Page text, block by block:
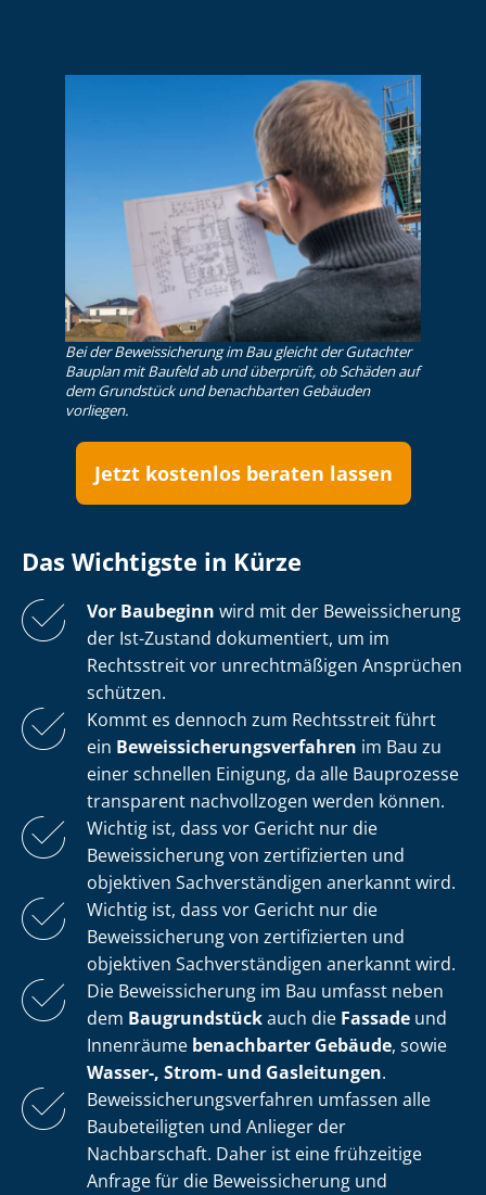
Bei der Beweissicherung im Bau gleicht der Gutachter
Bauplan mit Baufeld ab und überprüft, ob Schäden auf
dem Grundstück und benachbarten Gebäuden
vorliegen.
Jetzt kostenlos beraten lassen
Das Wichtigste in Kürze
Vor Baubeginn wird mit der Beweissicherung
der Ist-Zustand dokumentiert, um im
Rechtsstreit vor unrechtmäßigen Ansprüchen
schützen.
Kommt es dennoch zum Rechtsstreit führt
ein Be­weis­si­che­rungs­ver­fah­ren im Bau zu
einer schnellen Einigung, da alle Bauprozesse
transparent nachvollzogen werden können.
Wichtig ist, dass vor Gericht nur die
Beweissicherung von zertifizierten und
objektiven Sach­ver­stän­di­gen anerkannt wird.
Wichtig ist, dass vor Gericht nur die
Beweissicherung von zertifizierten und
objektiven Sach­ver­stän­di­gen anerkannt wird.
Die Beweissicherung im Bau umfasst neben
dem Baugrundstückauch die Fassade und
Innenräume benachbarter Gebäude, sowie
Wasser-, Strom- und Gasleitungen.
Be­weis­si­che­rungs­ver­fah­ren umfassen alle
Baubeteiligten und Anlieger der
Nachbarschaft. Daher ist eine frühzeitige
Anfrage für die Beweissicherung und